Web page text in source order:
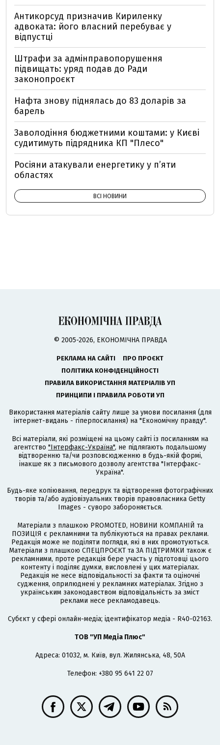
Антикорсуд призначив Кириленку
адвоката: його власний перебуває у
відпустці
Штрафи за адмінправопорушення
підвищать: уряд подав до Ради
законопроєкт
Нафта знову піднялась до 83 доларів за
барель
Заволодіння бюджетними коштами: у Києві
судитимуть підрядника КП "Плесо"
Росіяни атакували енергетику у пʼяти
областях
ВСІ НОВИНИ
© 2005-2026, ЕКОНОМІЧНА ПРАВДА
РЕКЛАМА НА САЙТІ
ПРО ПРОЄКТ
ПОЛІТИКА КОНФІДЕНЦІЙНОСТІ
ПРАВИЛА ВИКОРИСТАННЯ МАТЕРІАЛІВ УП
ПРИНЦИПИ І ПРАВИЛА РОБОТИ УП
Використання матеріалів сайту лише за умови посилання (для
інтернет-видань - гіперпосилання) на "Економічну правду".
Всі матеріали, які розміщені на цьому сайті із посиланням на
агентство "Інтерфакс-Україна", не підлягають подальшому
відтворенню та/чи розповсюдженню в будь-якій формі,
інакше як з письмового дозволу агентства "Інтерфакс-
Україна".
Будь-яке копіювання, передрук та відтворення фотографічних
творів та/або аудіовізуальних творів правовласника Getty
Images - суворо забороняється.
Матеріали з плашкою PROMOTED, НОВИНИ КОМПАНІЙ та
ПОЗИЦІЯ є рекламними та публікуються на правах реклами.
Редакція може не поділяти погляди, які в них промотуються.
Матеріали з плашкою СПЕЦПРОЄКТ та ЗА ПІДТРИМКИ також є
рекламними, проте редакція бере участь у підготовці цього
контенту і поділяє думки, висловлені у цих матеріалах.
Редакція не несе відповідальності за факти та оціночні
судження, оприлюднені у рекламних матеріалах. Згідно з
українським законодавством відповідальність за зміст
реклами несе рекламодавець.
Cубєкт у сфері онлайн-медіа; ідентифікатор медіа - R40-02163.
ТОВ "УП Медіа Плюс"
Адреса: 01032, м. Київ, вул. Жилянська, 48, 50А
Телефон: +380 95 641 22 07